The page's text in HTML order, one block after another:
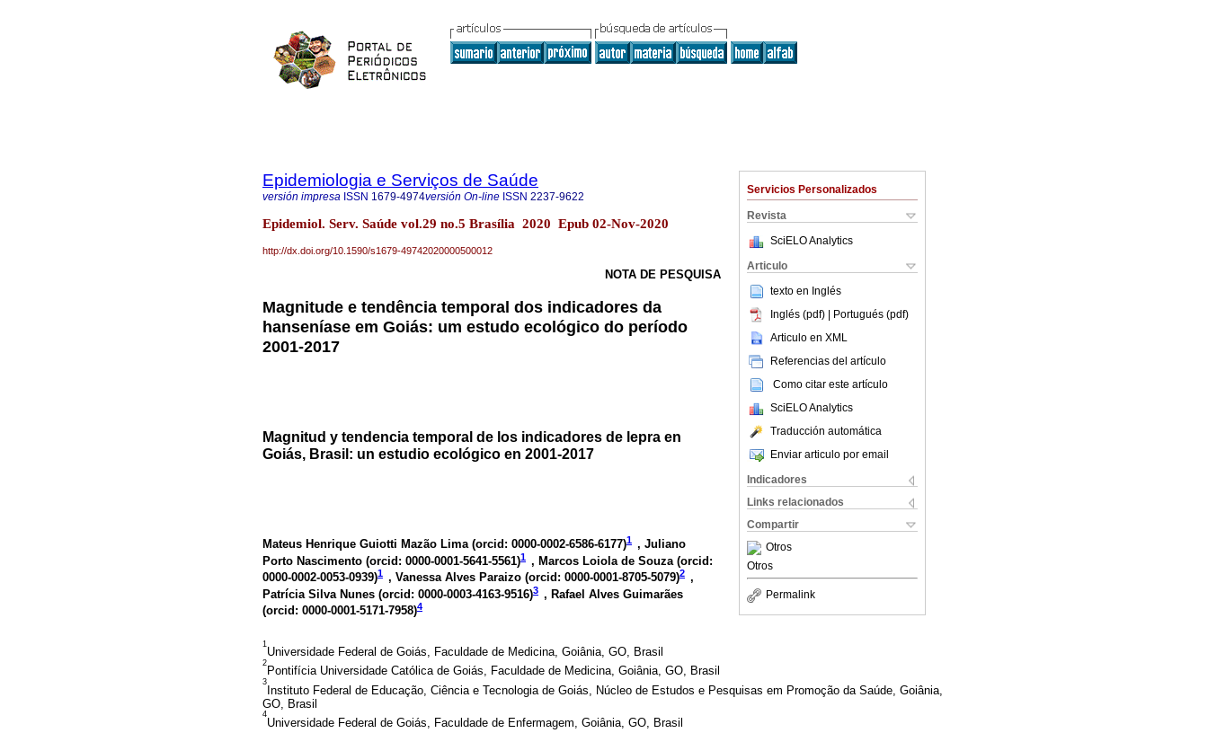
Servicios Personalizados
Revista
SciELO Analytics
Articulo
texto en Inglés
Inglés (pdf) | Portugués (pdf)
Articulo en XML
Referencias del artículo
Como citar este artículo
SciELO Analytics
Traducción automática
Enviar articulo por email
Indicadores
Links relacionados
Compartir
Otros
Otros
Permalink
Epidemiologia e Serviços de Saúde
versión impresa ISSN 1679-4974versión On-line ISSN 2237-9622
Epidemiol. Serv. Saúde vol.29 no.5 Brasília 2020 Epub 02-Nov-2020
http://dx.doi.org/10.1590/s1679-49742020000500012
NOTA DE PESQUISA
Magnitude e tendência temporal dos indicadores da
hanseníase em Goiás: um estudo ecológico do período
2001-2017
Magnitud y tendencia temporal de los indicadores de lepra en
Goiás, Brasil: un estudio ecológico en 2001-2017
Mateus Henrique Guiotti Mazão Lima (orcid: 0000-0002-6586-6177)1 , Juliano
Porto Nascimento (orcid: 0000-0001-5641-5561)1 , Marcos Loiola de Souza (orcid:
0000-0002-0053-0939)1 , Vanessa Alves Paraizo (orcid: 0000-0001-8705-5079)2 ,
Patrícia Silva Nunes (orcid: 0000-0003-4163-9516)3 , Rafael Alves Guimarães
(orcid: 0000-0001-5171-7958)4
1
Universidade Federal de Goiás, Faculdade de Medicina, Goiânia, GO, Brasil
2
Pontifícia Universidade Católica de Goiás, Faculdade de Medicina, Goiânia, GO, Brasil
3
Instituto Federal de Educação, Ciência e Tecnologia de Goiás, Núcleo de Estudos e Pesquisas em Promoção da Saúde, Goiânia,
GO, Brasil
4
Universidade Federal de Goiás, Faculdade de Enfermagem, Goiânia, GO, Brasil